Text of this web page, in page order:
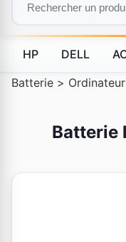
HP DELL
Batterie >
Batterie